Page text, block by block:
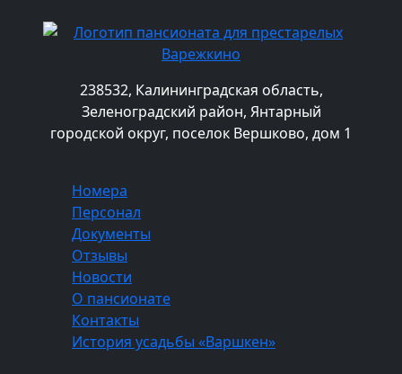
238532, Калининградская область,
Зеленоградский район, Янтарный
городской округ, поселок Вершково, дом 1
Номера
Персонал
Документы
Отзывы
Новости
О пансионате
Контакты
История усадьбы «Варшкен»